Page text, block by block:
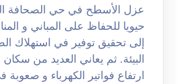
عزل الأسطح في حي الصحافة
حيويا للحفاظ على المباني و
إلى تحقيق توفير في استهلاك
البيئة. ثم يعاني العديد من
ارتفاع فواتير الكهرباء و